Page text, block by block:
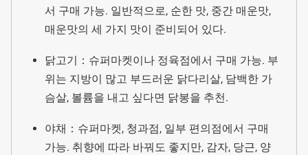
서 구매 가능. 일반적으로, 순한 맛, 중간 매운맛,
매운맛의 세 가지 맛이 준비되어 있다.
닭고기：슈퍼마켓이나 정육점에서 구매 가능. 부
위는 지방이 많고 부드러운 닭다리살, 담백한 가
슴살, 볼륨을 내고 싶다면 닭봉을 추천.
야채：슈퍼마켓, 청과점, 일부 편의점에서 구매
가능. 취향에 따라 바꿔도 좋지만, 감자, 당근, 양